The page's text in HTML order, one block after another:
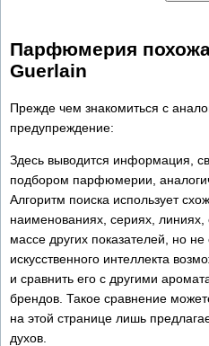
Парфюмерия
Guerlain
Прежде чем знакомиться с
предупреждение:
Здесь выводится информация,
подбором парфюмерии,
Алгоритм поиска использует
наименованиях, сериях,
массе других показателей, но не
искусственного интеллекта
и сравнить его с другими
брендов. Такое сравнение
на этой странице лишь
духов.